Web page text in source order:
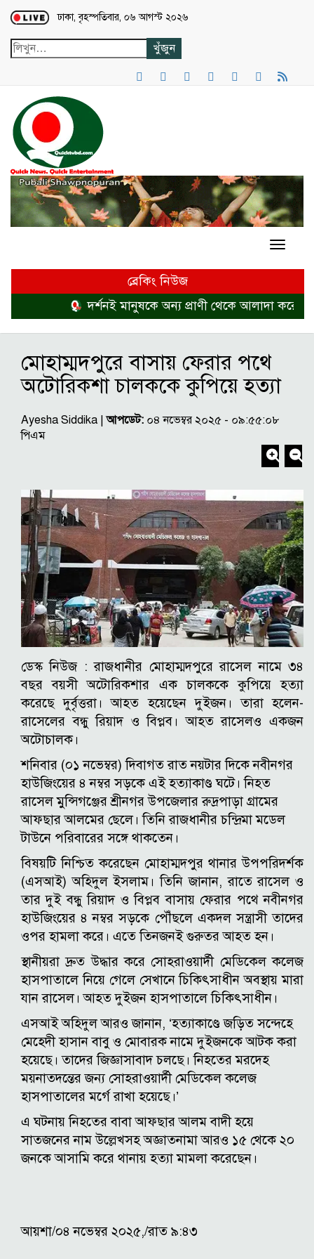
Loading...
ঢাকা, বৃহস্পতিবার, ০৬ আগস্ট ২০২৬
ব্রেকিং নিউজ
দর্শনই মানুষকে অন্য প্রাণী থেকে আলাদা করে
মোহাম্মদপুরে বাসায় ফেরার পথে
অটোরিকশা চালককে কুপিয়ে হত্যা
Ayesha Siddika |আপডেট: ০৪ নভেম্বর ২০২৫ - ০৯:৫৫:০৮
পিএম
ডেস্ক নিউজ : রাজধানীর মোহাম্মদপুরে রাসেল নামে ৩৪
বছর বয়সী অটোরিকশার এক চালককে কুপিয়ে হত্যা
করেছে দুর্বৃত্তরা। আহত হয়েছেন দুইজন। তারা হলেন-
রাসেলের বন্ধু রিয়াদ ও বিপ্লব। আহত রাসেলও একজন
অটোচালক।
শনিবার (০১ নভেম্বর) দিবাগত রাত নয়টার দিকে নবীনগর
হাউজিংয়ের ৪ নম্বর সড়কে এই হত্যাকাণ্ড ঘটে।নিহত
রাসেল মুন্সিগঞ্জের শ্রীনগর উপজেলার রুদ্রপাড়া গ্রামের
আফছার আলমের ছেলে। তিনি রাজধানীর চন্দ্রিমা মডেল
টাউনে পরিবারের সঙ্গে থাকতেন।
বিষয়টি নিশ্চিত করেছেন মোহাম্মদপুর থানার উপপরিদর্শক
(এসআই) অহিদুল ইসলাম। তিনি জানান, রাতে রাসেল ও
তার দুই বন্ধু রিয়াদ ও বিপ্লব বাসায় ফেরার পথে নবীনগর
হাউজিংয়ের ৪ নম্বর সড়কে পৌঁছলে একদল সন্ত্রাসী তাদের
ওপর হামলা করে। এতে তিনজনই গুরুতর আহত হন।
স্থানীয়রা দ্রুত উদ্ধার করে সোহরাওয়ার্দী মেডিকেল কলেজ
হাসপাতালে নিয়ে গেলে সেখানে চিকিৎসাধীন অবস্থায় মারা
যান রাসেল। আহত দুইজন হাসপাতালে চিকিৎসাধীন।
এসআই অহিদুল আরও জানান, ‘হত্যাকাণ্ডে জড়িত সন্দেহে
মেহেদী হাসান বাবু ও মোবারক নামে দুইজনকে আটক করা
হয়েছে। তাদের জিজ্ঞাসাবাদ চলছে। নিহতের মরদেহ
ময়নাতদন্তের জন্য সোহরাওয়ার্দী মেডিকেল কলেজ
হাসপাতালের মর্গে রাখা হয়েছে।’
এ ঘটনায় নিহতের বাবা আফছার আলম বাদী হয়ে
সাতজনের নাম উল্লেখসহ অজ্ঞাতনামা আরও ১৫ থেকে ২০
জনকে আসামি করে থানায় হত্যা মামলা করেছেন।
আয়শা/০৪ নভেম্বর ২০২৫,/রাত ৯:৪৩